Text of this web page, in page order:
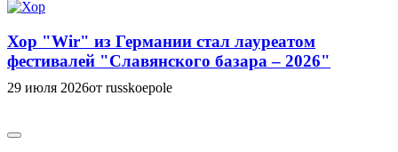
Хор "Wir" из Германии стал лауреатом
фестивалей "Славянского базара – 2026"
29 июля 2026от russkoepole